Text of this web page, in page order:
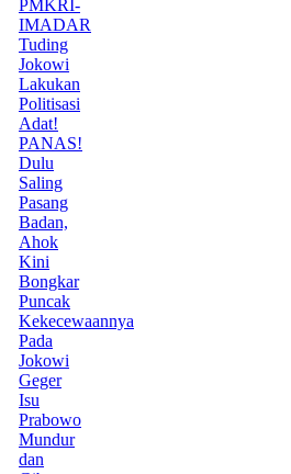
PMKRI-
IMADAR
Tuding
Jokowi
Lakukan
Politisasi
Adat!
PANAS!
Dulu
Saling
Pasang
Badan,
Ahok
Kini
Bongkar
Puncak
Kekecewaannya
Pada
Jokowi
Geger
Isu
Prabowo
Mundur
dan